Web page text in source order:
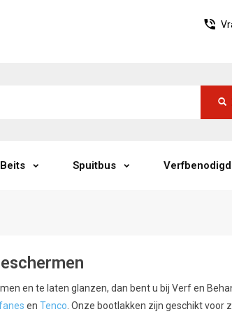
Spuitbus
en te laten glanzen, dan bent u bij Verf en
en Tenco. Onze bootlakken zijn geschikt voor